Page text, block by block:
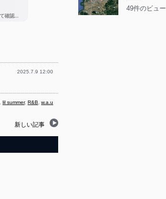
2025.7.9 12:00
lil summer, R&B w.a.u
新しい記事
49件のビュー